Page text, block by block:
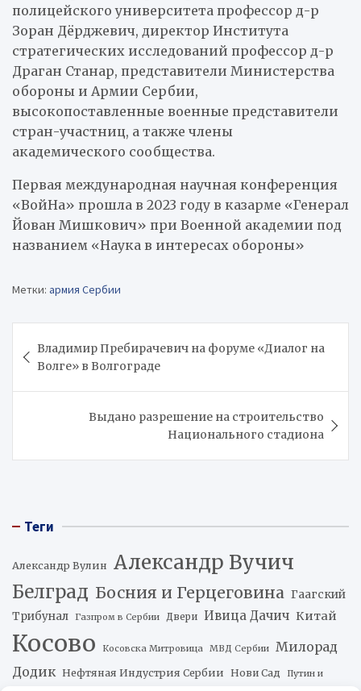
полицейского университета профессор д-р
Зоран Дёрджевич, директор Института
стратегических исследований профессор д-р
Драган Станар, представители Министерства
обороны и Армии Сербии,
высокопоставленные военные представители
стран-участниц, а также члены
академического сообщества.
Первая международная научная конференция
«ВойНа» прошла в 2023 году в казарме «Генерал
Йован Мишкович» при Военной академии под
названием «Наука в интересах обороны»
Метки: армия Сербии
по
записям
Владимир Пребирачевич на форуме «Диалог на
Волге» в Волгограде
Выдано разрешение на строительство
Национального стадиона
Теги
Александр Вулин Александр Вучич
Белград Босния и Герцеговина Гаагский
Трибунал Газпром в Сербии Двери Ивица Дачич Китай
Косово Косовска Митровица МВД Сербии
Милорад
Додик Нефтяная Индустрия Сербии Нови Сад Путин и